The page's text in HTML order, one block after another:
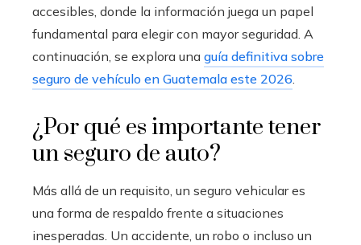
accesibles, donde la información juega un papel
fundamental para elegir con mayor seguridad. A
continuación, se explora una guía definitiva sobre
seguro de vehículo en Guatemala este 2026.
¿Por qué es importante tener
un seguro de auto?
Más allá de un requisito, un seguro vehicular es
una forma de respaldo frente a situaciones
inesperadas. Un accidente, un robo o incluso un